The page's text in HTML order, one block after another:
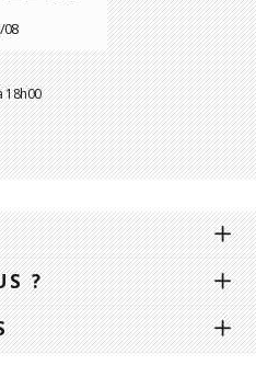
08
18h00
?